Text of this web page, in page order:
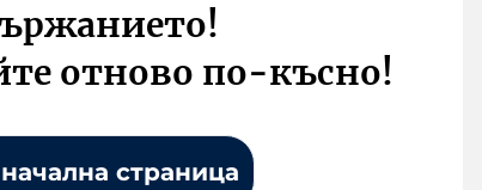
отново по-късно!
страница